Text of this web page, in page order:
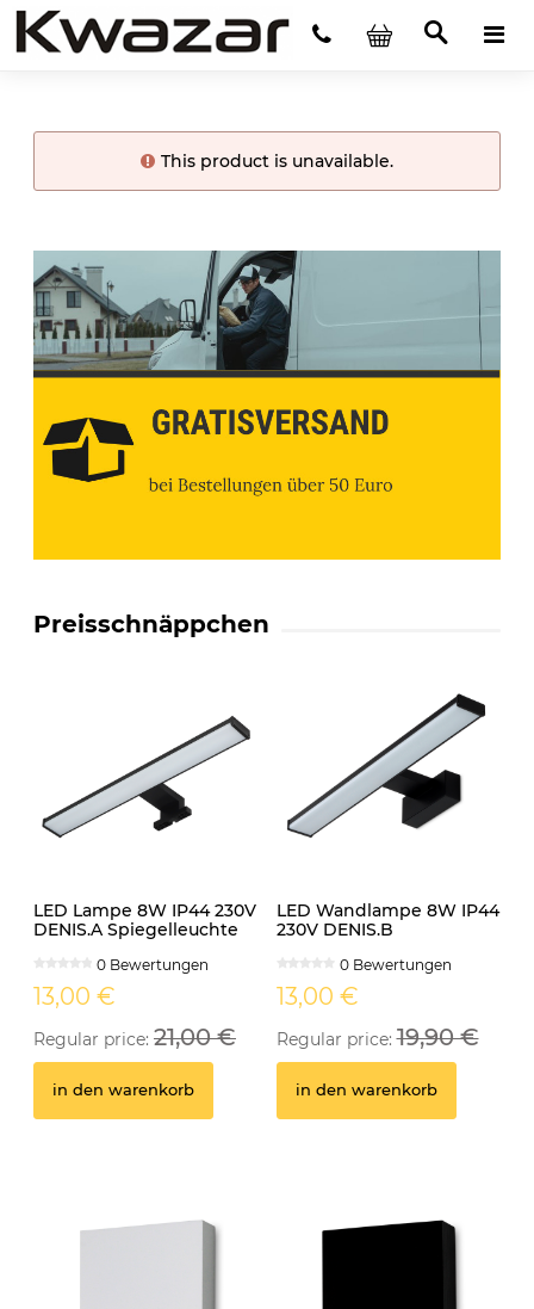
This product is unavailable.
Preisschnäppchen
LED Lampe 8W IP44 230V
DENIS.A Spiegelleuchte
0 Bewertungen
13,00 €
Regular price: 21,00 €
in den warenkorb
LED Wandlampe 8W IP44
230V DENIS.B
0 Bewertungen
13,00 €
Regular price:19,90 €
in den warenkorb